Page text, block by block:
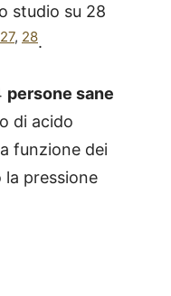
studio su 28
27, 28.
persone sane
di acido
funzione dei
la pressione